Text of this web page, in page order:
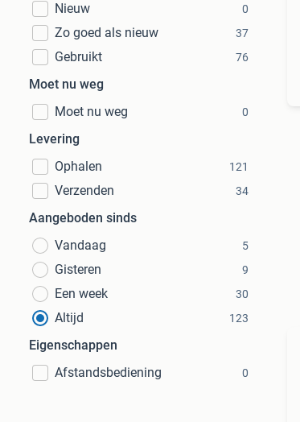
Nieuw
0
Zo goed als nieuw 37
Gebruikt 76
Moet nu weg
Moet nu weg
0
Levering
Ophalen
121
Verzenden 34
Aangeboden sinds
Vandaag
5
Gisteren 9
Een week 30
Altijd 123
Eigenschappen
Afstandsbediening
0